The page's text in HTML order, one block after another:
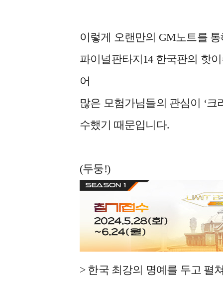
이렇게 오랜만의 GM노트를
파이널판타지14 한국판의 핫
어
많은 모험가님들의 관심이 ‘
수했기 때문입니다.
(두둥!)
> 한국 최강의 명예를 두고 펼